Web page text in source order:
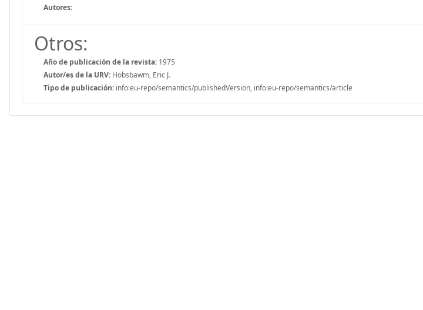
Autores:
Otros:
Año de publicación de la revista: 1975
Autor/es de la URV: Hobsbawm, Eric J.
Tipo de publicación: info:eu-repo/semantics/publishedVersion, info:eu-repo/semantics/article